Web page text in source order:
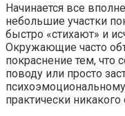
Начинается все
небольшие участки
быстро «стихают» и
Окружающие часто
покраснение тем, что
поводу или просто
практически